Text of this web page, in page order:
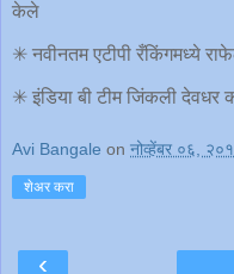
केले
✳ नवीनतम एटीपी रँकिंगमध्ये
✳ इंडिया बी टीम जिंकली
Avi Bangale on नोव्हेंबर ०६,
शेअर करा
‹